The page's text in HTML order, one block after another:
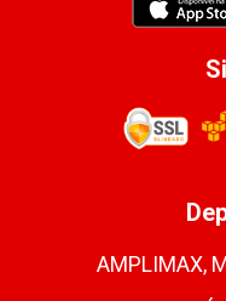
AMPLIMAX,